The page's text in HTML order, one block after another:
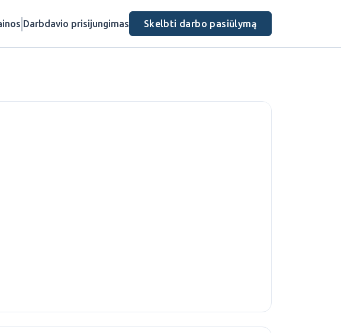
Darbdavio prisijungimas Skelbti darbo pasiūlymą